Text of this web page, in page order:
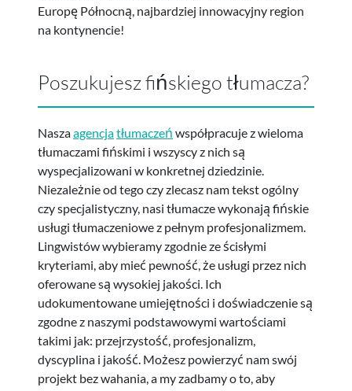
Europę Północną, najbardziej innowacyjny region
na kontynencie!
Poszukujesz fińskiego tłumacza?
Naszaagencjatłumaczeń współpracuje z wieloma
tłumaczami fińskimi i wszyscy z nich są
wyspecjalizowani w konkretnej dziedzinie.
Niezależnie od tego czy zlecasz nam tekst ogólny
czy specjalistyczny, nasi tłumacze wykonają fińskie
usługi tłumaczeniowe z pełnym profesjonalizmem.
Lingwistów wybieramy zgodnie ze ścisłymi
kryteriami, aby mieć pewność, że usługi przez nich
oferowane są wysokiej jakości. Ich
udokumentowane umiejętności i doświadczenie są
zgodne z naszymi podstawowymi wartościami
takimi jak: przejrzystość, profesjonalizm,
dyscyplina i jakość. Możesz powierzyć nam swój
projekt bez wahania, a my zadbamy o to, aby